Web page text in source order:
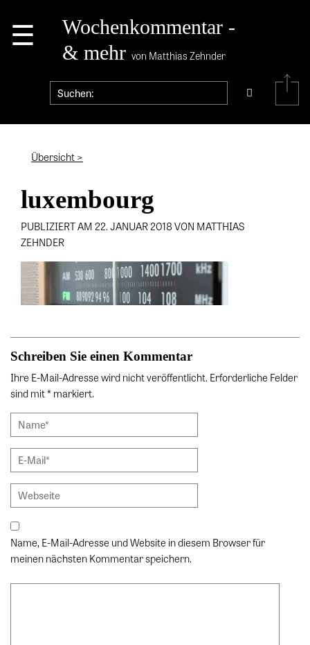
☰
Wochenkommentar -
& mehr von Matthias Zehnder
Übersicht >
luxembourg
PUBLIZIERT AM 22. JANUAR 2018 VON MATTHIAS
ZEHNDER
Schreiben Sie einen Kommentar
Ihre E-Mail-Adresse wird nicht veröffentlicht. Erforderliche Felder
sind mit * markiert.
Name, E-Mail-Adresse und Website in diesem Browser für
meinen nächsten Kommentar speichern.